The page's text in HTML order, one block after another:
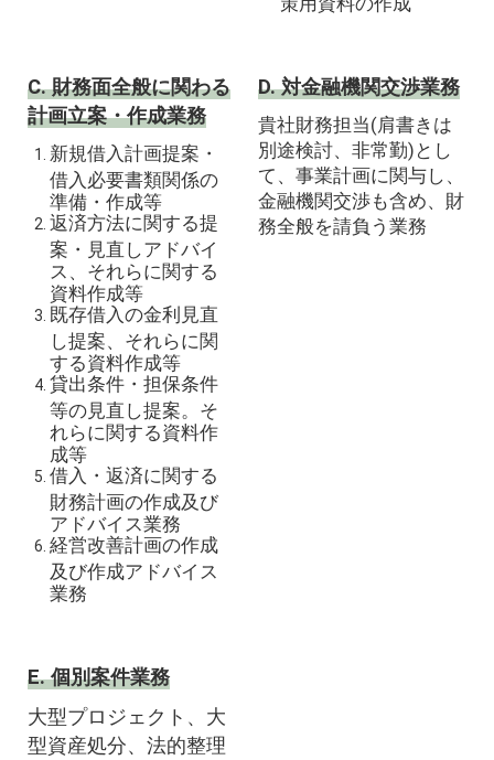
C. 財務面全般に関わる
計画立案・作成業務
新規借入計画提案・
借入必要書類関係の
準備・作成等
返済方法に関する提
案・見直しアドバイ
ス、それらに関する
資料作成等
既存借入の金利見直
し提案、それらに関
する資料作成等
貸出条件・担保条件
等の見直し提案。そ
れらに関する資料作
成等
借入・返済に関する
財務計画の作成及び
アドバイス業務
経営改善計画の作成
及び作成アドバイス
業務
D. 対金融機関交渉業務
貴社財務担当(肩書きは
別途検討、非常勤)とし
て、事業計画に関与し、
金融機関交渉も含め、財
務全般を請負う業務
E. 個別案件業務
大型プロジェクト、大
型資産処分、法的整理